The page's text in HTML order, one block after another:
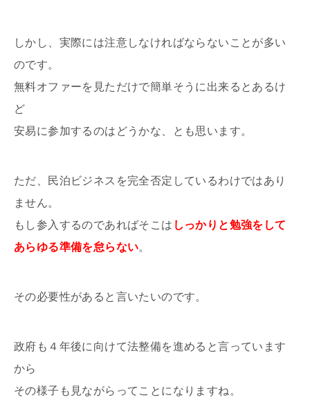
しかし、実際には注意しなければならないことが多い
のです。
無料オファーを見ただけで簡単そうに出来るとあるけ
ど
安易に参加するのはどうかな、とも思います。
ただ、民泊ビジネスを完全否定しているわけではあり
ません。
もし参入するのであればそこは しっかりと勉強をして
あらゆる準備を怠らない。
その必要性があると言いたいのです。
政府も４年後に向けて法整備を進めると言っています
から
その様子も見ながらってことになりますね。